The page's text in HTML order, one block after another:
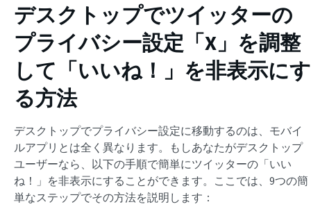
デスクトップでツイッターの
プライバシー設定「X」を調整
して「いいね！」を非表示にす
る方法
デスクトップでプライバシー設定に移動するのは、モバイ
ルアプリとは全く異なります。もしあなたがデスクトップ
ユーザーなら、以下の手順で簡単にツイッターの「いい
ね！」を非表示にすることができます。ここでは、9つの簡
単なステップでその方法を説明します：